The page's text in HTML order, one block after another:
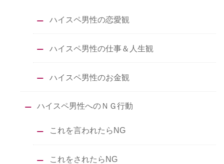
ハイスペ男性の恋愛観
ハイスペ男性の仕事＆人生観
ハイスペ男性のお金観
ハイスペ男性へのＮＧ行動
これを言われたらNG
これをされたらNG